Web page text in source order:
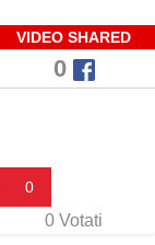
VIDEO SHARED
0
0
0 Votati